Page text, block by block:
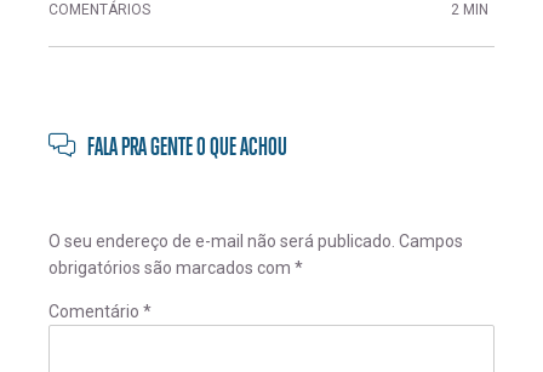
COMENTÁRIOS 2 MIN
FALA PRA GENTE O QUE ACHOU
O seu endereço de e-mail não será publicado. Campos
obrigatórios são marcados com *
Comentário *